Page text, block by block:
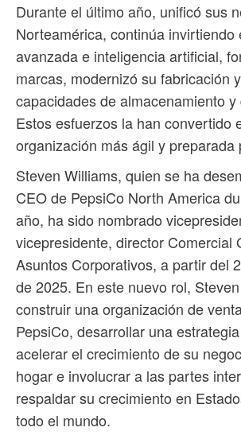
Durante el último año, unificó sus
Norteamérica, continúa invirtiendo
avanzada e inteligencia artificial,
marcas, modernizó su fabricación
capacidades de almacenamiento y
Estos esfuerzos la han convertido
organización más ágil y preparada
Steven Williams, quien se ha
CEO de PepsiCo North America
año, ha sido nombrado
vicepresidente, director Comercial
Asuntos Corporativos, a partir del
de 2025. En este nuevo rol,
construir una organización de
PepsiCo, desarrollar una
acelerar el crecimiento de su
hogar e involucrar a las partes
respaldar su crecimiento en
todo el mundo.